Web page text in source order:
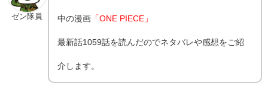
ゼン隊員 中の漫画 「ONE PIECE」
最新話1059話を読んだのでネタバレや感想をご紹
介します。